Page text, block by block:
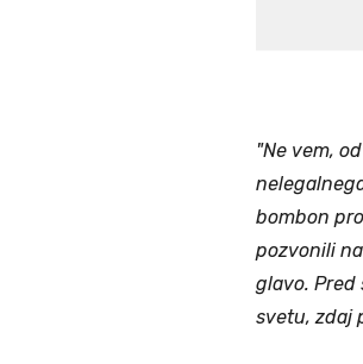
"Ne vem,
bombon
pozvonili
glavo. Pred
svetu, zdaj